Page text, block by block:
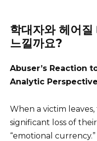
학대자와 헤어
느낄까요?
Abuser’s Reaction
Analytic Perspective
When a victim
significant loss of
“emotional